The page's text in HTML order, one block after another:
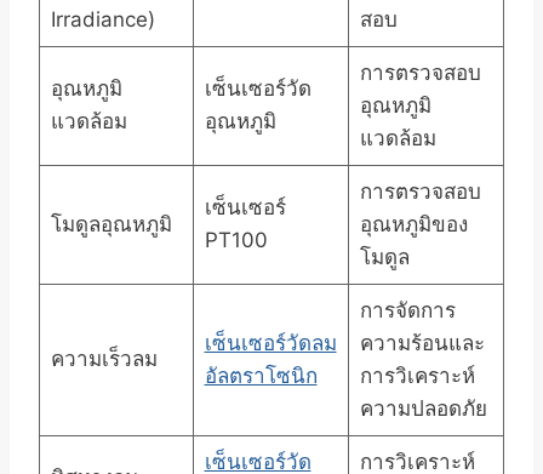
Irradiance)
สอบ
อุณหภูมิ
แวดล้อม
เซ็นเซอร์วัด
อุณหภูมิ
การตรวจสอบ
อุณหภูมิ
แวดล้อม
โมดูลอุณหภูมิ
เซ็นเซอร์
PT100
การตรวจสอบ
อุณหภูมิของ
โมดูล
ความเร็วลม
เซ็นเซอร์วัดลม
อัลตราโซนิก
การจัดการ
ความร้อนและ
การวิเคราะห์
ความปลอดภัย
เซ็นเซอร์วัด
การวิเคราะห์